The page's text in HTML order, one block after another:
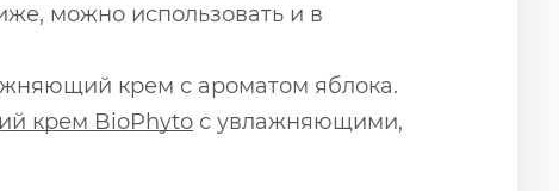
можно использовать и в
крем с ароматом яблока.
крем BioPhyto с увлажняющими,